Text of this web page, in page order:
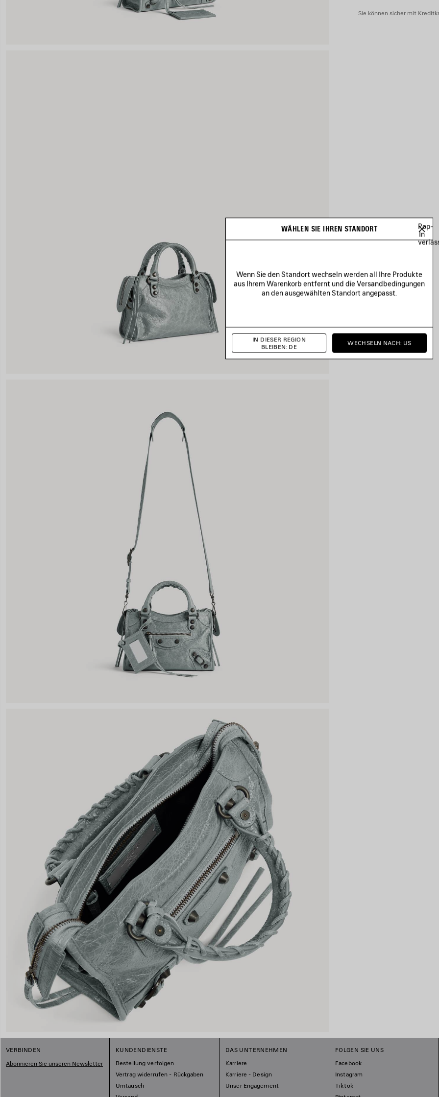
Sie können sicher mit
VERBINDEN
Abonnieren Sie unseren Newsletter
KUNDENDIENSTE
Bestellung verfolgen
Vertrag widerrufen - Rückgaben
Umtausch
DAS UNTERNEHMEN
Karriere
Karriere - Design
Unser Engagement
FOLGEN SIE UNS
Facebook
Instagram
Tiktok
WÄHLEN SIE IHREN STANDORT
Pop-
In
Wenn Sie den Standort wechseln werden all Ihre Produkte
aus Ihrem Warenkorb entfernt und die Versandbedingungen
an den ausgewählten Standort angepasst.
IN DIESER REGION
BLEIBEN: DE
WECHSELN NACH: US